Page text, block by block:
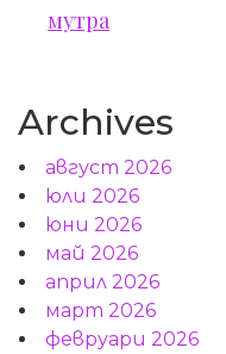
мутра
Archives
август 2026
юли 2026
юни 2026
май 2026
април 2026
март 2026
февруари 2026